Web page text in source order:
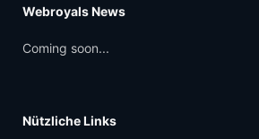
Webroyals News
Coming soon...
Nützliche Links